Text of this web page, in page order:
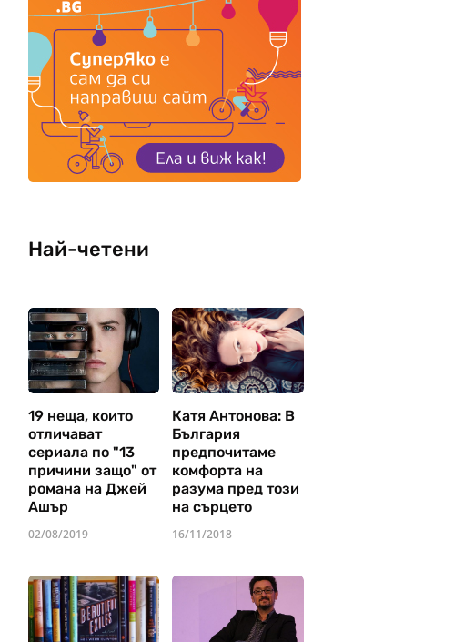
Най-четени
19 неща, които
отличават
сериала по "13
причини защо" от
романа на Джей
Ашър
02/08/2019
Катя Антонова: В
България
предпочитаме
комфорта на
разума пред този
на сърцето
16/11/2018